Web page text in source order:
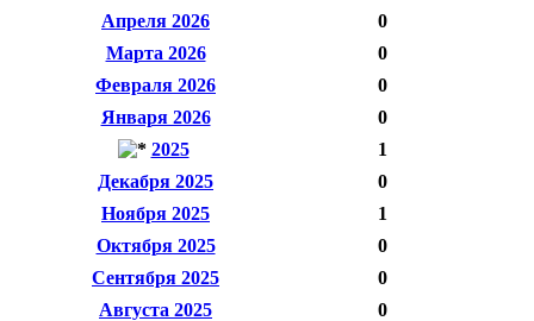
Апреля 2026
0
Марта 2026
0
Февраля 2026
0
Января 2026
0
2025
1
Декабря 2025
0
Ноября 2025
1
Октября 2025
0
Сентября 2025
0
Августа 2025
0